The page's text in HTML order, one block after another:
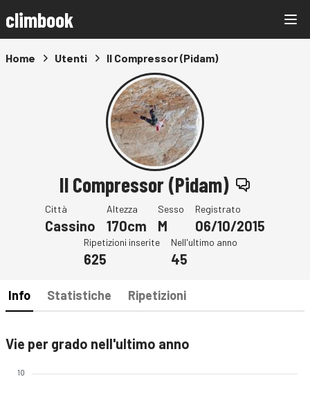
climbook
Home Utenti Il Compressor (Pidam)
Il Compressor (Pidam)
Città
Cassino
Altezza
170cm
Sesso
M
Registrato
06/10/2015
Ripetizioni inserite
625
Nell'ultimo anno
45
Info Statistiche Ripetizioni
Vie per grado nell'ultimo anno
10